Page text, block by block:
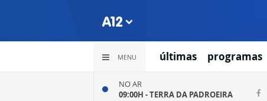
MENU últimas programas
NO AR
09:00H -TERRA DA PADROEIRA